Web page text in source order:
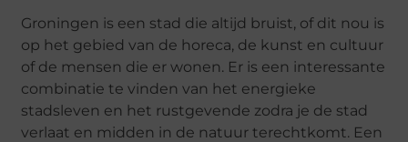
Groningen is een stad die altijd bruist, of dit nou is
op het gebied van de horeca, de kunst en cultuur
of de mensen die er wonen. Er is een interessante
combinatie te vinden van het energieke
stadsleven en het rustgevende zodra je de stad
verlaat en midden in de natuur terechtkomt. Een